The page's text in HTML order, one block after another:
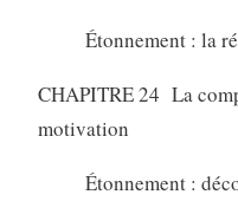
Étonnement : la
CHAPITRE 24 La
motivation
Étonnement :